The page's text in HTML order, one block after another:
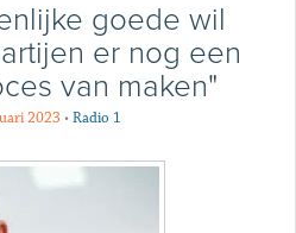
goede wil
er nog een
van maken"
2023 • Radio 1